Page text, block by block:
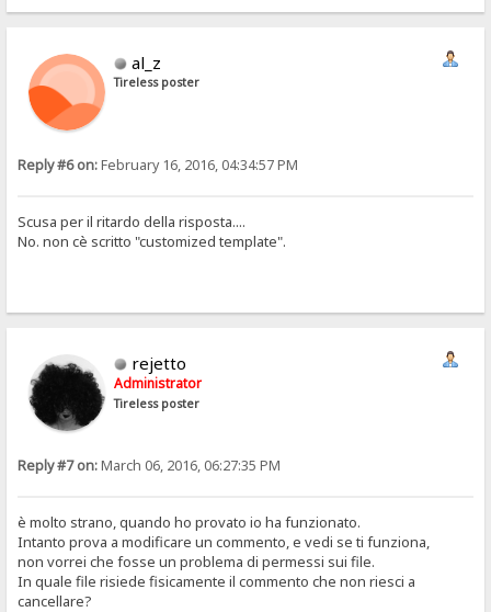
al_z
Tireless poster
Reply #6 on:February 16, 2016, 04:34:57 PM
Scusa per il ritardo della risposta....
No. non cè scritto "customized template".
rejetto
Administrator
Tireless poster
Reply #7 on:March 06, 2016, 06:27:35 PM
è molto strano, quando ho provato io ha funzionato.
Intanto prova a modificare un commento, e vedi se ti funziona,
non vorrei che fosse un problema di permessi sui file.
In quale file risiede fisicamente il commento che non riesci a
cancellare?